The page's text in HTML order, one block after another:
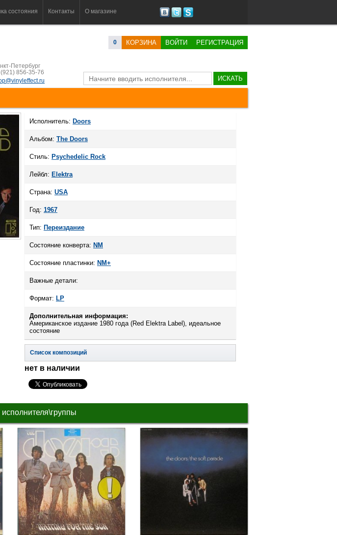
состояния Контакты О магазине
0 КОРЗИНА ВОЙТИ РЕГИСТРАЦИЯ
Петербург
856-35-76
ИСКАТЬ
Исполнитель: Doors
Альбом: The Doors
Стиль: Psychedelic Rock
Лейбл: Elektra
Страна: USA
Год: 1967
Тип: Переиздание
Состояние конверта: NM
Состояние пластинки: NM+
Важные детали:
Формат: LP
Дополнительная информация:
Американское издание 1980 года (Red Elektra Label), идеальное
состояние
Список композиций
нет в наличии
исполнителя\группы